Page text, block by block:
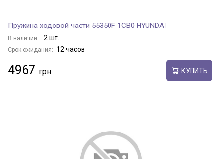
Пружина ходовой части 55350F 1CB0 HYUNDAI
В наличии: 2 шт.
Срок ожидания: 12 часов
4967 КУПИТЬ